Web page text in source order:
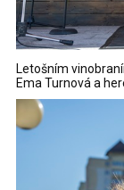
Letošním
Ema Turnová a